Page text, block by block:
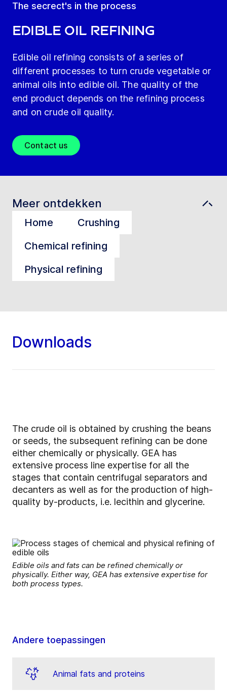
The secrect's in the process
edible oil refining
Edible oil refining consists of a series of
different processes to turn crude vegetable or
animal oils into edible oil. The quality of the
end product depends on the refining process
and on crude oil quality.
Contact us
Meer ontdekken
Home
Crushing
Chemical refining
Physical refining
Downloads
The crude oil is obtained by crushing the beans
or seeds, the subsequent refining can be done
either chemically or physically. GEA has
extensive process line expertise for all the
stages that contain centrifugal separators and
decanters as well as for the production of high-
quality by-products, i.e. lecithin and glycerine.
Edible oils and fats can be refined chemically or
physically. Either way, GEA has extensive expertise for
both process types.
Andere toepassingen
Animal fats and proteins